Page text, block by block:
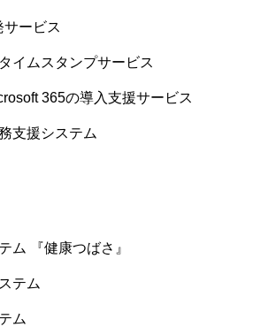
ービス
イムスタンプサービス
365の導入支援サービス
支援システム
ム 『健康つばさ』
テム
ム